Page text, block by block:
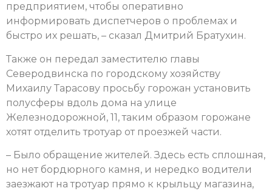
предприятием, чтобы оперативно
информировать диспетчеров о проблемах и
быстро их решать, – сказал Дмитрий Братухин.
Также он передал заместителю главы
Северодвинска по городскому хозяйству
Михаилу Тарасову просьбу горожан установить
полусферы вдоль дома на улице
Железнодорожной, 11, таким образом горожане
хотят отделить тротуар от проезжей части.
– Было обращение жителей. Здесь есть сплошная,
но нет бордюрного камня, и нередко водители
заезжают на тротуар прямо к крыльцу магазина,